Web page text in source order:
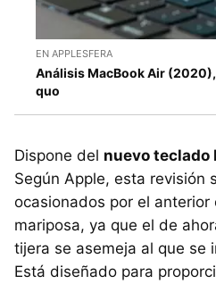
EN APPLESFERA
Análisis MacBook Air
quo
Dispone del nuevo teclado
Según Apple, esta revisión
ocasionados por el anterior
mariposa, ya que el de
tijera se asemeja al que se
Está diseñado para